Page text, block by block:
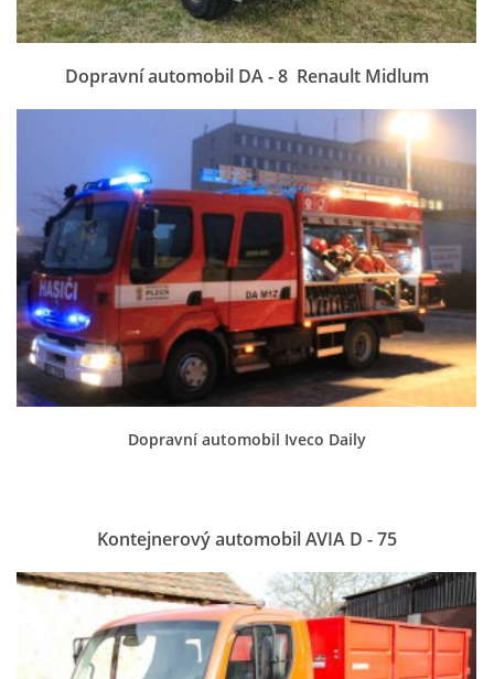
326 00 Plzeň
záznamník/fax.377443505 mob.725725474
hasicikoterov@email.cz
RSS| WebSlice | Tisk|Aktualizováno: 4. 8. 2026
Nahoru ↑
Dopravní automobil DA - 8 Renault Midlum
Dopravní automobil Iveco Daily
Kontejnerový automobil AVIA D - 75